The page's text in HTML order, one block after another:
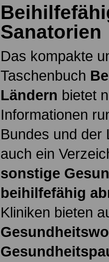
Sanatorien
Das kompakte
Taschenbuch
Ländern bietet
Informationen
Bundes und der
auch ein
sonstige
beihilfefähig
Kliniken bieten